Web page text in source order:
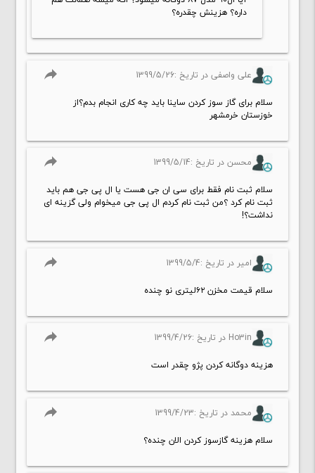
داره؟ هزینش چقدره؟
علی واصفی در تاریخ :1399/5/26 reply
سلام برای گاز سوز کردن ساینا باید چه کاری انجام بدم؟از
خوزستان خرمشهر
محسن در تاریخ :1399/5/14 reply
سلام ثبت نام فقط برای سی ان جی هست یا ال پی جی هم باید
ثبت نام کرد ؟من ثبت نام کردم ال پی جی میخوام ولی گزینه ای
نداشت؟!
امیر در تاریخ :1399/5/4 reply
سلام قیمت مخزن ۶۲لیتری نو چنده
Ho3in در تاریخ :1399/4/26 reply
هزینه دوگانه کردن پژو چقدر است
محمد در تاریخ :1399/4/23 reply
سلام هزینه گازسوز کردن الان چنده؟